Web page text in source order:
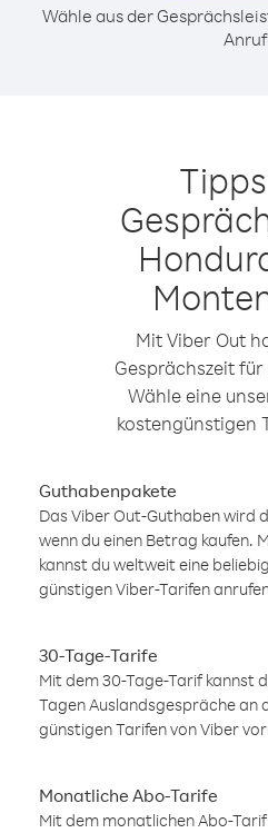
Wähle aus der
Mit Viber Out
Gesprächszeit
Wähle eine
kostengünstigen
Guthabenpakete
Das Viber Out-Guthaben wird
wenn du einen Betrag kaufen.
kannst du weltweit eine
günstigen Viber-Tarifen
30-Tage-Tarife
Mit dem 30-Tage-Tarif kannst
Tagen Auslandsgespräche an
günstigen Tarifen von Viber
Monatliche Abo-Tarife
Mit dem monatlichen Abo-